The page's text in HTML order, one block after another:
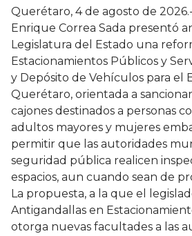
Querétaro, 4 de agosto de
Enrique Correa Sada presentó
Legislatura del Estado una
Estacionamientos Públicos y
y Depósito de Vehículos para el
Querétaro, orientada a
cajones destinados a personas
adultos mayores y mujeres
permitir que las autoridades
seguridad pública realicen
espacios, aun cuando sean de
La propuesta, a la que el
Antigandallas en
otorga nuevas facultades a las